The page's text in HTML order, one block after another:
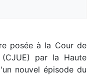
posée à la Cour de
par la Haute
nouvel épisode du